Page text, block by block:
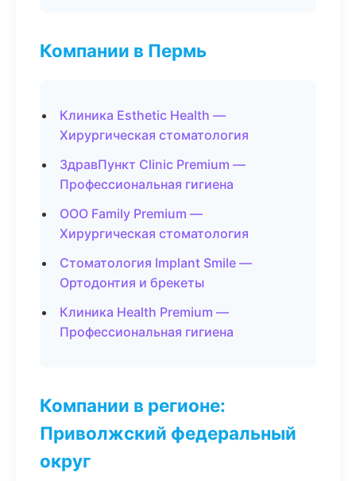
Компании в Пермь
Клиника Esthetic Health —
Хирургическая стоматология
ЗдравПункт Clinic Premium —
Профессиональная гигиена
ООО Family Premium —
Хирургическая стоматология
Стоматология Implant Smile —
Ортодонтия и брекеты
Клиника Health Premium —
Профессиональная гигиена
Компании в регионе:
Приволжский федеральный
округ